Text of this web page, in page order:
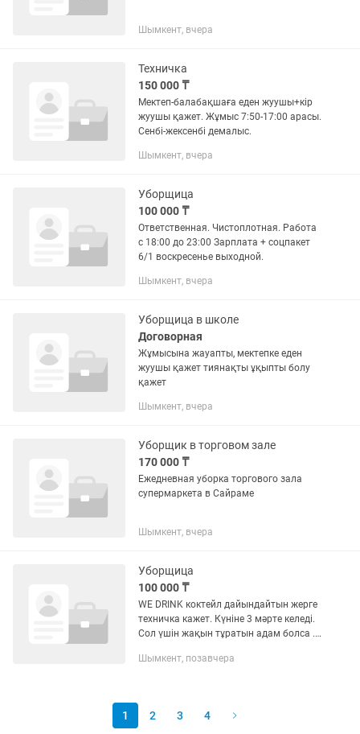
Шымкент, вчера
Техничка
150 000 ₸
Мектеп-балабақшаға еден жуушы+кір
жуушы қажет. Жұмыс 7:50-17:00 арасы.
Сенбі-жексенбі демалыс.
Шымкент, вчера
Уборщица
100 000 ₸
Ответственная. Чистоплотная. Работа
с 18:00 до 23:00 Зарплата + соцпакет
6/1 воскресенье выходной.
Шымкент, вчера
Уборщица в школе
Договорная
Жұмысына жауапты, мектепке еден
жуушы қажет тиянақты ұқыпты болу
қажет
Шымкент, вчера
Уборщик в торговом зале
170 000 ₸
Ежедневная уборка торгового зала
супермаркета в Сайраме
Шымкент, вчера
Уборщица
100 000 ₸
WE DRINK коктейл дайындайтын жерге
техничка кажет. Күніне 3 мәрте келеді.
Сол үшін жақын тұратын адам болса .
Өте таза әйел адам керек . Міндеті:
Шымкент, позавчера
1 2 3 4